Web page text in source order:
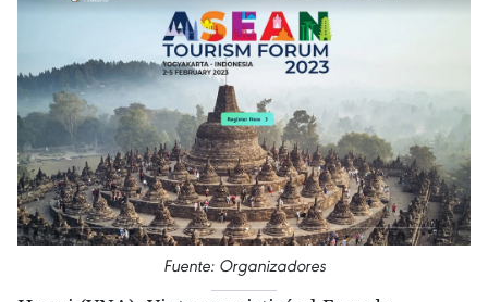
Fuente: Organizadores